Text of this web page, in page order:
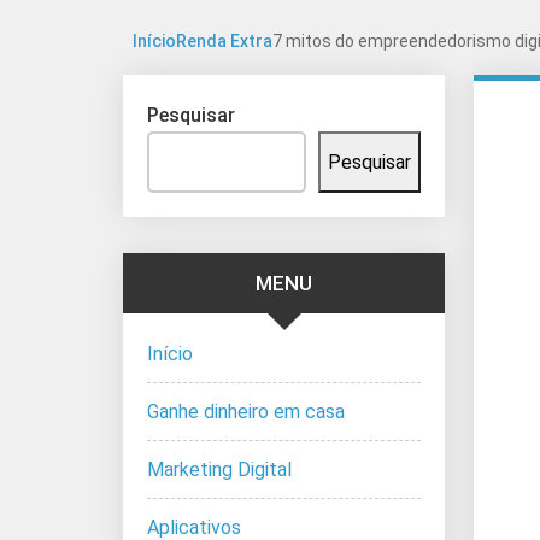
InícioRenda Extra7 mitos do empreendedorismo
Pesquisar
Pesquisar
MENU
Início
Ganhe dinheiro em casa
Marketing Digital
Aplicativos